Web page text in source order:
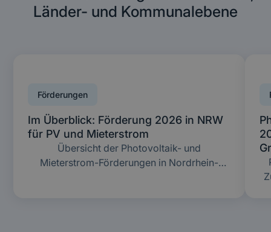
Länder- und Kommunalebene
Förderungen
Im Überblick: Förderung 2026 in NRW
für PV und Mieterstrom
Übersicht der Photovoltaik- und
Mieterstrom-Förderungen in Nordrhein-